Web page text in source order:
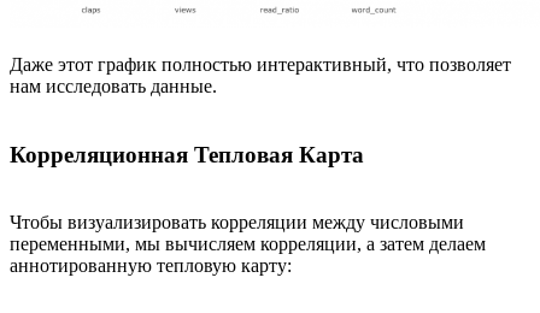
Даже этот график полностью интерактивный, что позволяет
нам исследовать данные.
Корреляционная Тепловая Карта
Чтобы визуализировать корреляции между числовыми
переменными, мы вычисляем корреляции, а затем делаем
аннотированную тепловую карту: